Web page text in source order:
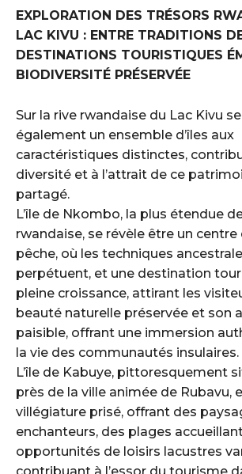
EXPLORATION DES TRÉSORS
LAC KIVU : ENTRE TRADITIONS
DESTINATIONS TOURISTIQUES
BIODIVERSITÉ PRÉSERVÉE
Sur la rive rwandaise du Lac Kivu
également un ensemble d’îles aux
caractéristiques distinctes,
diversité et à l’attrait de ce
partagé.
L’île de Nkombo, la plus étendue
rwandaise, se révèle être un
pêche, où les techniques
perpétuent, et une destination
pleine croissance, attirant les
beauté naturelle préservée et son
paisible, offrant une immersion
la vie des communautés insulaires.
L’île de Kabuye, pittoresquement
près de la ville animée de Rubavu,
villégiature prisé, offrant des
enchanteurs, des plages
opportunités de loisirs lacustres